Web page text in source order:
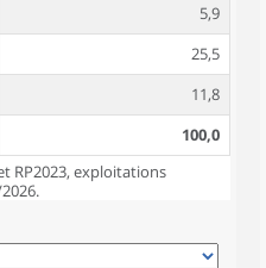
5,9
25,5
11,8
100,0
RP2023, exploitations